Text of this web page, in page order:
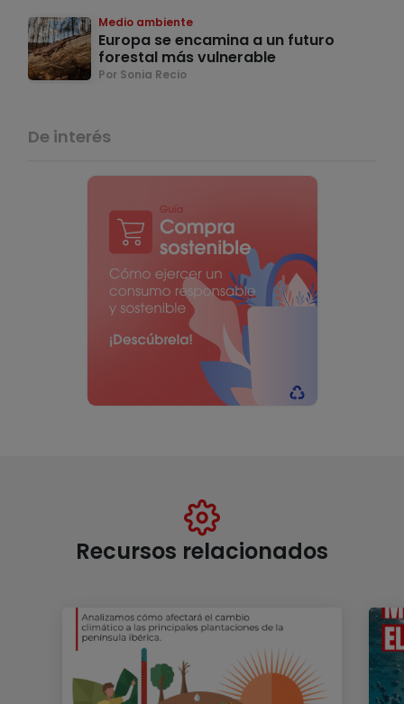
Medio ambiente
Europa se encamina a un futuro
forestal más vulnerable
Por Sonia Recio
De interés
Recursos relacionados